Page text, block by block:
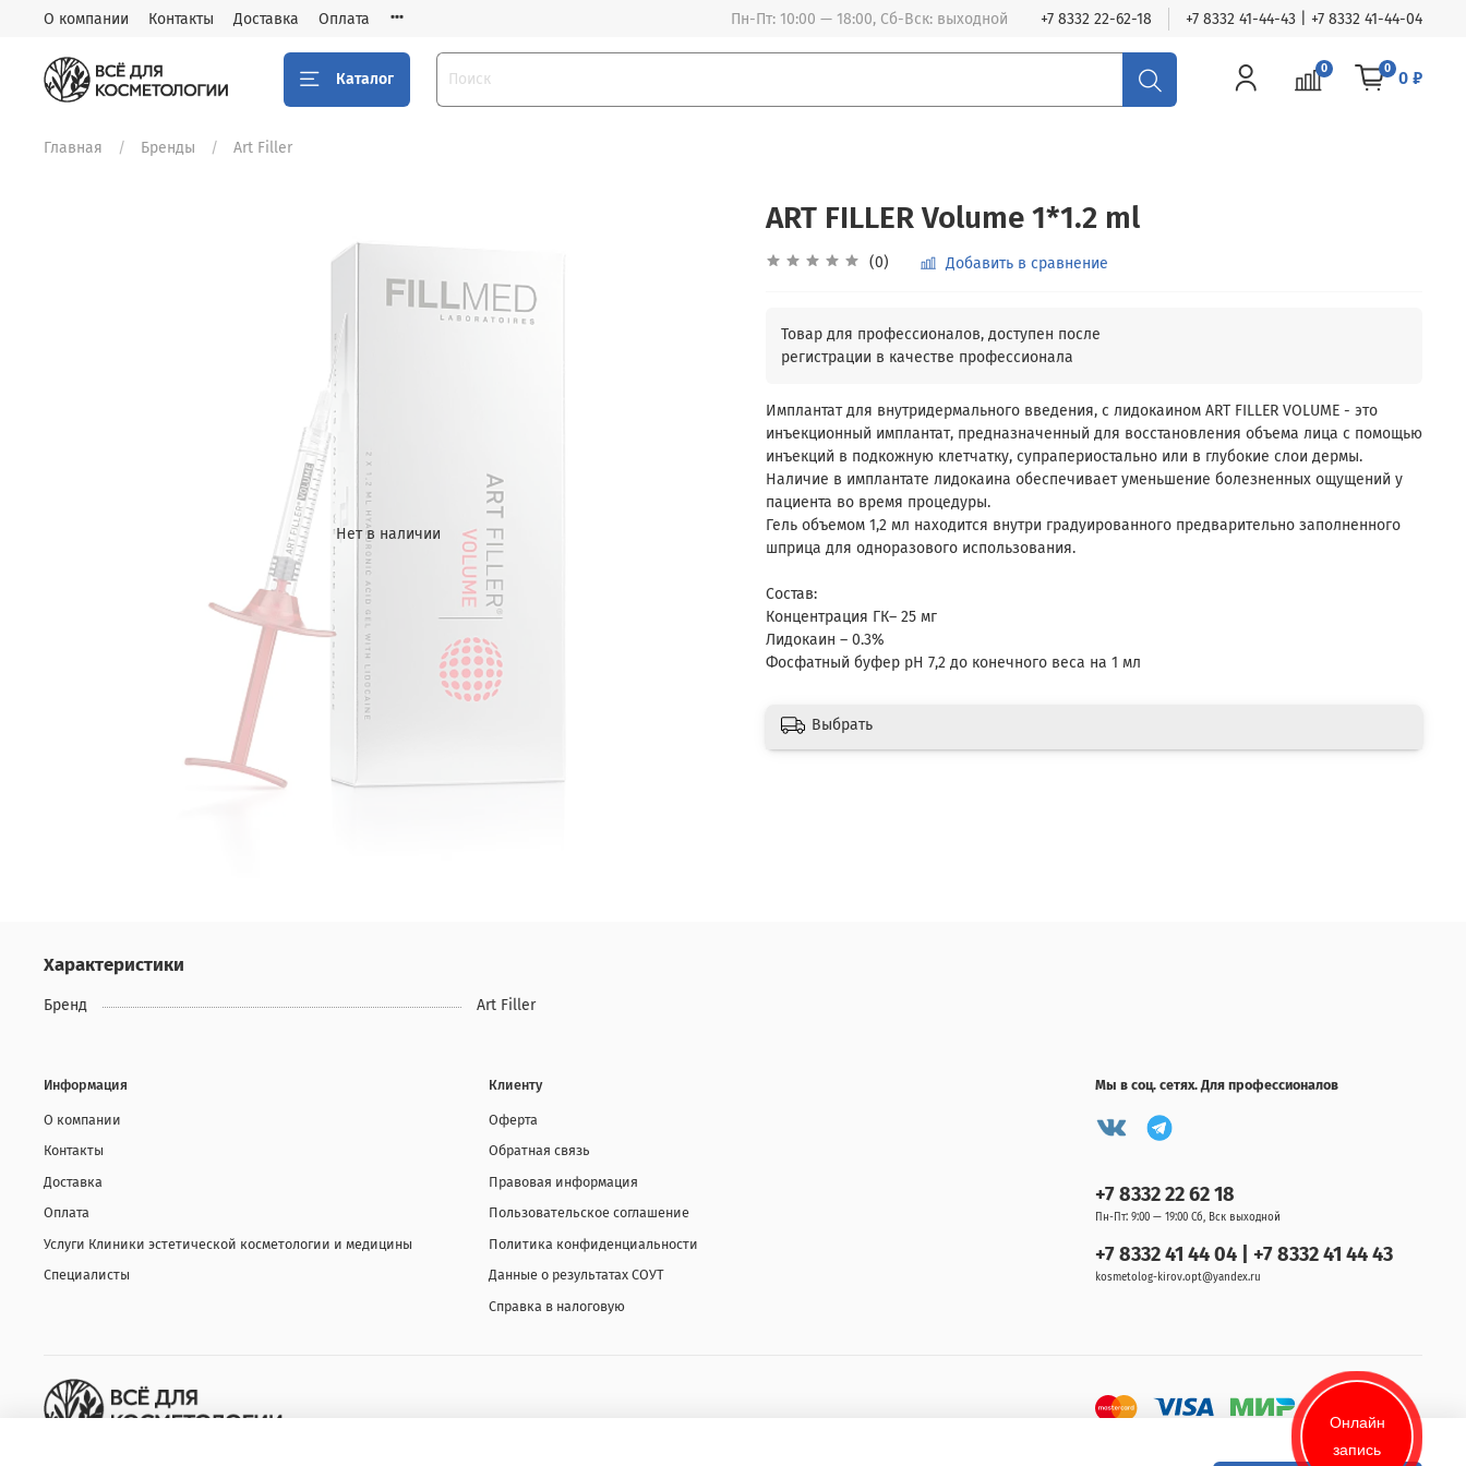
О компании Контакты Доставка Оплата Пн-Пт: 10:00 — 18:00, Сб-Вск: выходной +7 8332 22-62-18 +7 8332 41-44-43 | +7 8332 41-44-04
Каталог
0 0 0 ₽
Главная Бренды Art Filler
Нет в наличии
ART FILLER Volume 1*1.2 ml
(0) Добавить в сравнение
Имплантат для внутридермального введения, с лидокаином ART FILLER VOLUME - это
инъекционный имплантат, предназначенный для восстановления объема лица с помощью
инъекций в подкожную клетчатку, супрапериостально или в глубокие слои дермы.
Наличие в имплантате лидокаина обеспечивает уменьшение болезненных ощущений у
пациента во время процедуры.
Гель объемом 1,2 мл находится внутри градуированного предварительно заполненного
шприца для одноразового использования.
Состав:
Концентрация ГК– 25 мг
Лидокаин – 0.3%
Фосфатный буфер pH 7,2 до конечного веса на 1 мл
Выбрать
Характеристики
Бренд Art Filler
Информация
О компании
Контакты
Доставка
Оплата
Услуги Клиники эстетической косметологии и медицины
Специалисты
Клиенту
Оферта
Обратная связь
Правовая информация
Пользовательское соглашение
Политика конфиденциальности
Данные о результатах СОУТ
Справка в налоговую
Мы в соц. сетях. Для профессионалов
+7 8332 22 62 18
Пн-Пт: 9:00 — 19:00 Сб, Вск выходной
+7 8332 41 44 04 | +7 8332 41 44 43
kosmetolog-kirov.opt@yandex.ru
Онлайн
запись